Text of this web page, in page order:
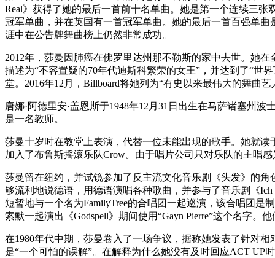
Real》获得了她的最后一首前十名单曲。她是第一个连续三
冠军单曲，并在英国有一首冠军单曲。她的最后一首百强单曲
涯中在公告牌舞曲榜上仍然非常成功。
2012年，莎曼因肺癌在佛罗里达州那不勒斯的家中去世。她
描述为“不容置疑的70年代迪斯科繁荣的女王”，并达到了“世
堂。2016年12月，Billboard将她列为“有史以来最伟大的舞曲艺
唐娜·阿德里安·盖恩斯于1948年12月31日出生在马萨诸塞州
是一名教师。
莎曼十岁时在教堂上表演，代替一位未能出现的歌手。她就
加入了布鲁斯摇滚乐队Crow。由于唱片公司只对乐队的主唱
莎曼留在纽约，并试镜参加了反主流文化音乐剧《头发》的
够流利地说德语，用德语演唱各种歌曲，并参与了音乐剧《
短暂地与一个名为FamilyTree的合唱团一起巡演，该合唱团是
索默一起演出《Godspell》期间使用“Gayn Pierre”这个名字。
在1980年代中期，莎曼卷入了一场争议，据称她发表了针对
是“一个可怕的误解”。在解释为什么她没有及时回应ACT UP